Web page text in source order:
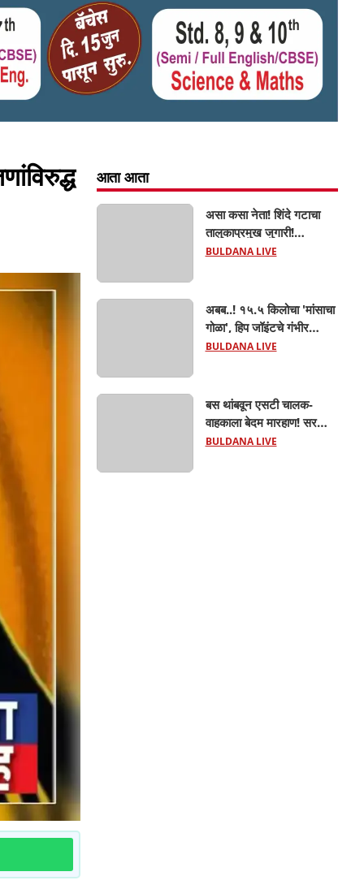
आता आता
असा कसा नेता! शिंदे गटाचा
तालुकाप्रमुख जुगारी!
खामगावात तालुकाप्रमुखांच्या
गेला तालुकाप्रमुख; पण ६
जणांना साडेआठ लाखांच्या
मुद्देमालासह पकडले.....
BULDANA LIVE
अबब..! १५.५ किलोचा 'मांसाचा
गोळा', हिप जॉइंटचे गंभीर
फ्रॅक्चर अन् मृत्यूशी झुंज...
BULDANA LIVE
बस थांबवून एसटी चालक-
वाहकाला बेदम मारहाण! सरकारी
कामात अडथळा; प्रवाशांसमोर
BULDANA LIVE